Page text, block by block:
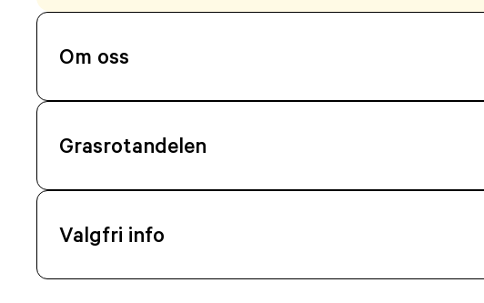
Om oss
Grasrotandelen
Valgfri info